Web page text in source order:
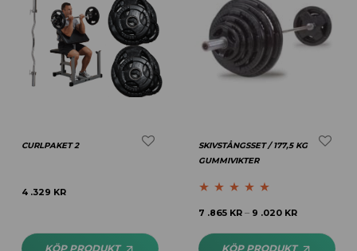
CURLPAKET 2
4 .329 KR
KÖP PRODUKT
SKIVSTÅNGSSET / 177,5 KG
GUMMIVIKTER
Betygsatt
5.00
7 .865 KR – 9 .020 KR
KÖP PRODUKT